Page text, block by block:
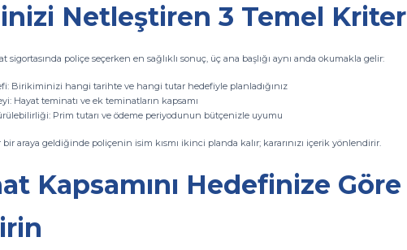
Netleştiren 3 Temel Kriter
sigortasında poliçe seçerken en sağlıklı sonuç, üç ana başlığı aynı anda okumakla gelir:
Birikiminizi hangi tarihte ve hangi tutar hedefiyle planladığınız
Hayat teminatı ve ek teminatların kapsamı
Prim tutarı ve ödeme periyodunun bütçenizle uyumu
araya geldiğinde poliçenin isim kısmı ikinci planda kalır; kararınızı içerik yönlendirir.
Kapsamını Hedefinize Göre